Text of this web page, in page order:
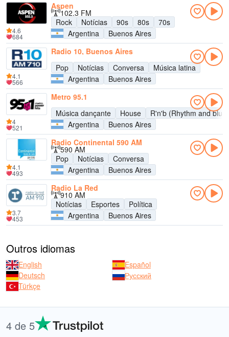
Aspen
102.3 FM
Rock
Notícias 90s 80s
70s
Argentina
Buenos Aires
4.6
684
Radio 10, Buenos Aires
Pop
Notícias Conversa
Música latina
Argentina
Buenos Aires
4.1
566
Metro 95.1
Música dançante
House
R'n'b (Rhythm and
Argentina
Buenos Aires
4
521
Radio Continental 590 AM
590 AM
Pop
Notícias
Conversa
Argentina
Buenos Aires
4.1
493
Radio La Red
910 AM
Notícias
Esportes
Política
Argentina
Buenos Aires
3.7
453
Outros idiomas
English
Español
Deutsch
Русский
Türkçe
4 de 5